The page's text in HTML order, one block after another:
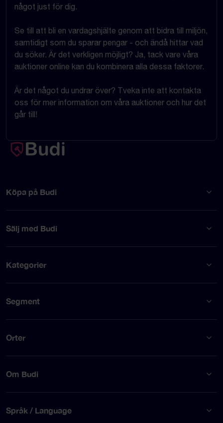
något just för dig.
Se till att bli en vardagshjälte genom att bidra till miljön,
samtidigt som du sparar pengar - och ändå hittar vad
du söker. Är det verkligen möjligt? Ja, tack vare våra
auktioner online kan du kombinera alla dessa faktorer.
Är det något du undrar över? Tveka inte att kontakta
oss för mer information om våra auktioner och hur det
går till!
Köpa på Budi
Sälj med Budi
Kategorier
Segment
Orter
Om Budi
Språk / Language